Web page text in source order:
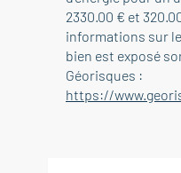
2330.00 € et
informations sur
bien est exposé
Géorisques :
https://